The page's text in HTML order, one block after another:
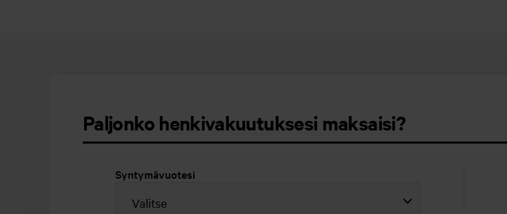
Paljonko henkivakuutuksesi maksaisi?
Syntymävuotesi